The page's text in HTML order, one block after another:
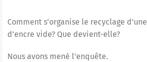
Comment s’organise le recyclage d’une
d’encre vide? Que devient-elle?
Nous avons mené l’enquête.